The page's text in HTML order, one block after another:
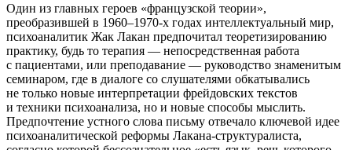
Один из главных героев «французской теории»,
преобразившей в 1960–1970-х годах интеллектуальный мир,
психоаналитик Жак Лакан предпочитал теоретизированию
практику, будь то терапия — непосредственная работа
с пациентами, или преподавание — руководство знаменитым
семинаром, где в диалоге со слушателями обкатывались
не только новые интерпретации фрейдовских текстов
и техники психоанализа, но и новые способы мыслить.
Предпочтение устного слова письму отвечало ключевой идее
психоаналитической реформы Лакана-структуралиста,